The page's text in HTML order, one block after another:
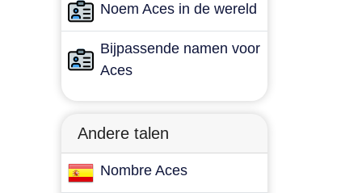
Noem Aces in de wereld
Bijpassende namen voor
Aces
Andere talen
Nombre Aces